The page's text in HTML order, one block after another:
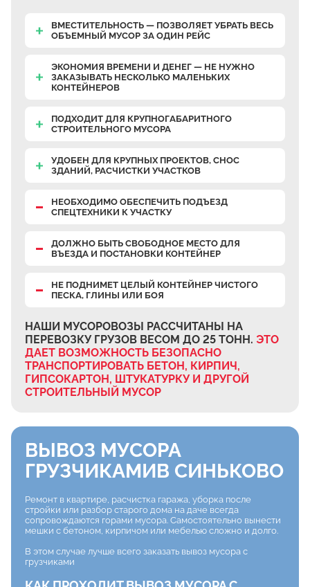
ВМЕСТИТЕЛЬНОСТЬ — ПОЗВОЛЯЕТ УБРАТЬ ВЕСЬ
ОБЪЕМНЫЙ МУСОР ЗА ОДИН РЕЙС
ЭКОНОМИЯ ВРЕМЕНИ И ДЕНЕГ — НЕ НУЖНО
ЗАКАЗЫВАТЬ НЕСКОЛЬКО МАЛЕНЬКИХ
КОНТЕЙНЕРОВ
ПОДХОДИТ ДЛЯ КРУПНОГАБАРИТНОГО
СТРОИТЕЛЬНОГО МУСОРА
УДОБЕН ДЛЯ КРУПНЫХ ПРОЕКТОВ, СНОС
ЗДАНИЙ, РАСЧИСТКИ УЧАСТКОВ
НЕОБХОДИМО ОБЕСПЕЧИТЬ ПОДЪЕЗД
СПЕЦТЕХНИКИ К УЧАСТКУ
ДОЛЖНО БЫТЬ СВОБОДНОЕ МЕСТО ДЛЯ
ВЪЕЗДА И ПОСТАНОВКИ КОНТЕЙНЕР
НЕ ПОДНИМЕТ ЦЕЛЫЙ КОНТЕЙНЕР ЧИСТОГО
ПЕСКА, ГЛИНЫ ИЛИ БОЯ
НАШИ МУСОРОВОЗЫ РАССЧИТАНЫ НА
ПЕРЕВОЗКУ ГРУЗОВ ВЕСОМ ДО 25 ТОНН. ЭТО
ДАЕТ ВОЗМОЖНОСТЬ БЕЗОПАСНО
ТРАНСПОРТИРОВАТЬ БЕТОН, КИРПИЧ,
ГИПСОКАРТОН, ШТУКАТУРКУ И ДРУГОЙ
СТРОИТЕЛЬНЫЙ МУСОР
ВЫВОЗ МУСОРА
ГРУЗЧИКАМИВ СИНЬКОВО
Ремонт в квартире, расчистка гаража, уборка после
стройки или разбор старого дома на даче всегда
сопровождаются горами мусора. Самостоятельно вынести
мешки с бетоном, кирпичом или мебелью сложно и долго.
В этом случае лучше всего заказать вывоз мусора с
грузчиками